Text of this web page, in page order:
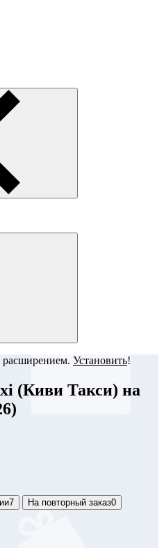
Установить!
(Киви Такси) на
7 На повторный заказ0